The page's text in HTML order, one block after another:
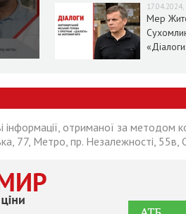
Мер
інформації, отриманої за методом
77, Метро, пр. Незалежності, 55в,